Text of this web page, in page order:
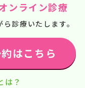
ンライン診療
診療いたします。
はこちら
は？